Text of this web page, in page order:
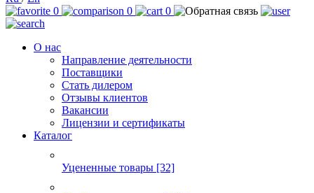
0
0 0
О нас
Направление деятельности
Поставщики
Стать дилером
Отзывы клиентов
Вакансии
Лицензии и сертификаты
Каталог
Уцененные товары [32]